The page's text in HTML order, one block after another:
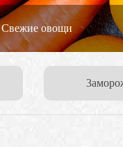
Свежие овощи